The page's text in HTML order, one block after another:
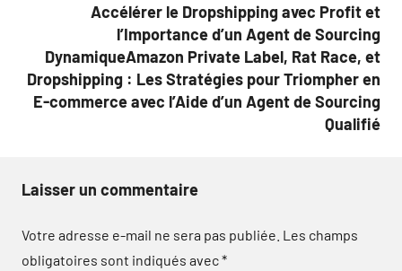
Accélérer le Dropshipping avec Profit et
l’Importance d’un Agent de Sourcing
DynamiqueAmazon Private Label, Rat Race, et
Dropshipping : Les Stratégies pour Triompher en
E-commerce avec l’Aide d’un Agent de Sourcing
Qualifié
Laisser un commentaire
Votre adresse e-mail ne sera pas publiée. Les champs
obligatoires sont indiqués avec*